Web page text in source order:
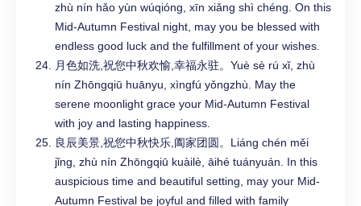
zhù nín hǎo yùn wúqióng, xīn xiǎng shì chéng. On this
Mid-Autumn Festival night, may you be blessed with
endless good luck and the fulfillment of your wishes.
月色如洗,祝您中秋欢愉,幸福永驻。Yuè sè rú xǐ, zhù
nín Zhōngqiū huānyu, xìngfú yǒngzhù. May the
serene moonlight grace your Mid-Autumn Festival
with joy and lasting happiness.
良辰美景,祝您中秋快乐,阖家团圆。Liáng chén měi
jǐng, zhù nín Zhōngqiū kuàilè, āihé tuányuán. In this
auspicious time and beautiful setting, may your Mid-
Autumn Festival be joyful and filled with family